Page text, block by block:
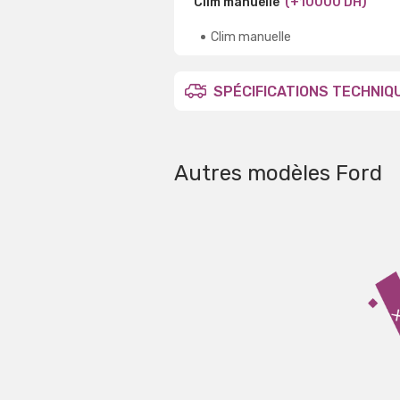
Clim manuelle
SPÉCIFICATIONS
Autres modèles Ford